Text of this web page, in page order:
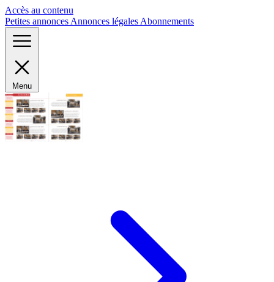
Accès au contenu
Petites annonces Annonces légales Abonnements
Menu
Panneau de gestion des cookies